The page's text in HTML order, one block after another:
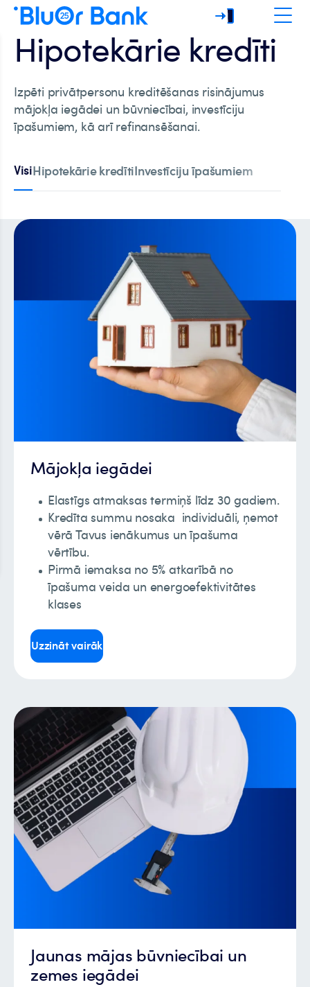
Hipotekārie kredīti
Izpēti privātpersonu kreditēšanas risinājumus
mājokļa iegādei un būvniecībai, investīciju
īpašumiem, kā arī refinansēšanai.
VisiHipotekārie kredītiInvestīciju īpašumiem
Mājokļa iegādei
Elastīgs atmaksas termiņš līdz 30 gadiem.
Kredīta summu nosaka individuāli, ņemot
vērā Tavus ienākumus un īpašuma
vērtību.
Pirmā iemaksa no 5% atkarībā no
īpašuma veida un energoefektivitātes
klases
Uzzināt vairāk
Jaunas mājas būvniecībai un
zemes iegādei